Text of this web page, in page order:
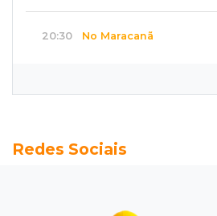
20:30 No Maracanã
Seleções em MS têm salários
Jardim Itatiaia
Redes Sociais